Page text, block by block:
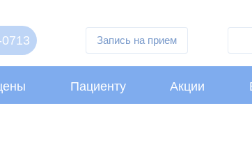
Запись на прием
Пациенту Акции